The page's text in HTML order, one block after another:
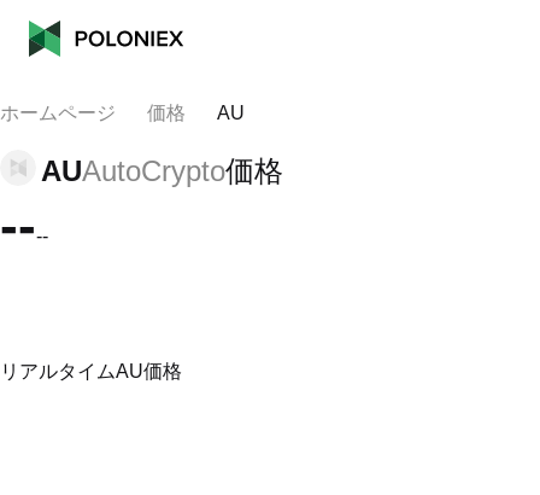
ホームページ 価格 AU
AUAutoCrypto価格
----
リアルタイムAU価格